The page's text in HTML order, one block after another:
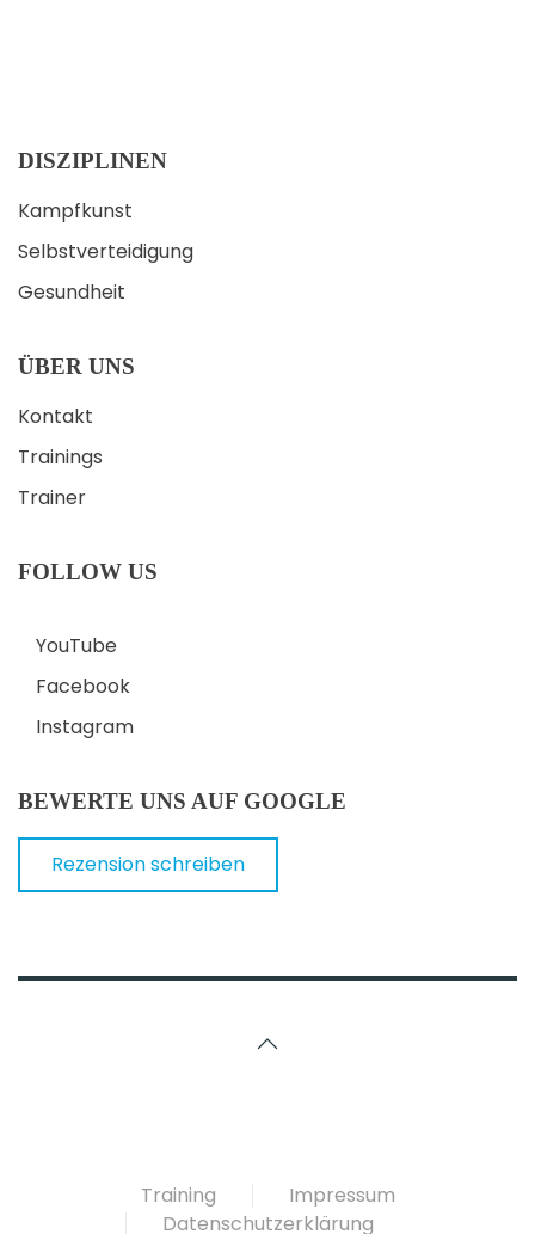
DISZIPLINEN
Kampfkunst
Selbstverteidigung
Gesundheit
ÜBER UNS
Kontakt
Trainings
Trainer
FOLLOW US
YouTube
Facebook
Instagram
BEWERTE UNS AUF GOOGLE
Rezension schreiben
Training
Impressum
Datenschutzerklärung